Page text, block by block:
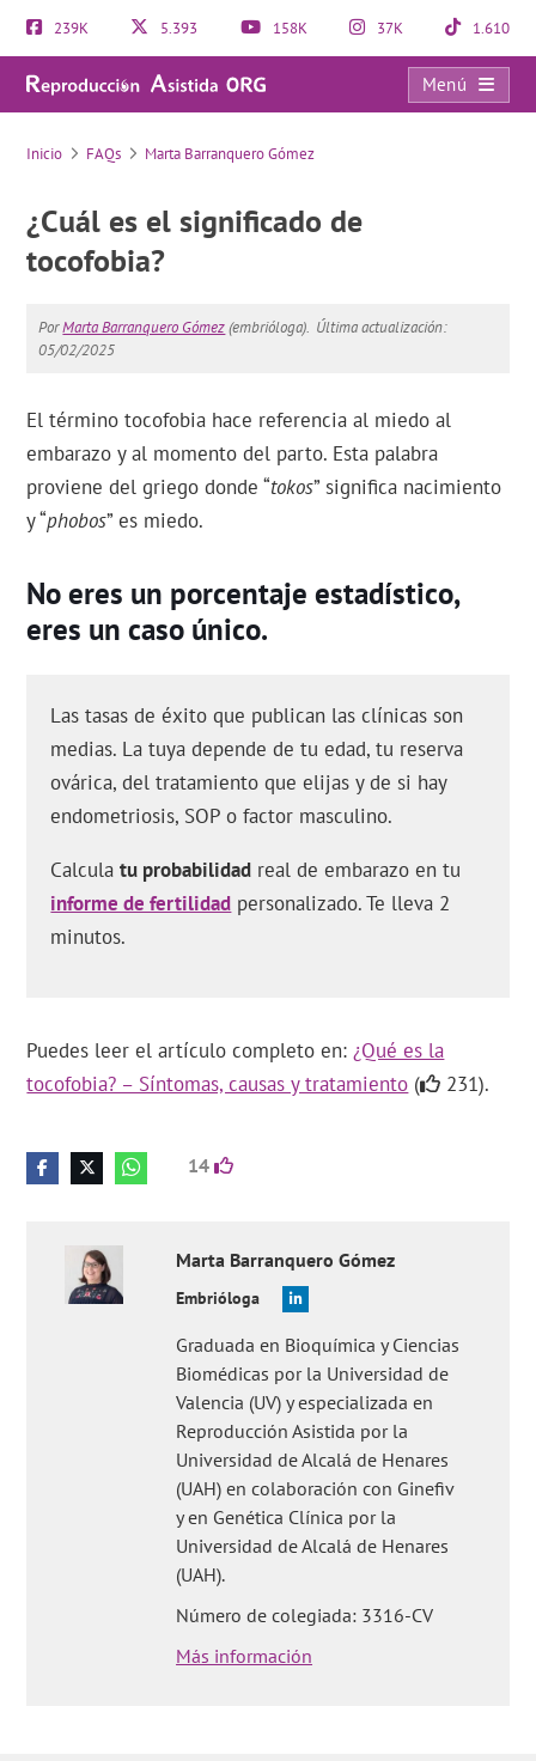
239K 5.393 158K 37K 1.610
Menú
FAQs
Inicio FAQs Marta Barranquero Gómez
¿Cuál es el significado de
tocofobia?
PorMarta Barranquero Gómez(embrióloga). Última actualización:
05/02/2025
El término tocofobia hace referencia al miedo al
embarazo y al momento del parto. Esta palabra
proviene del griego donde “tokos” significa nacimiento
y “phobos” es miedo.
No eres un porcentaje estadístico,
eres un caso único.
Las tasas de éxito que publican las clínicas son
medias. La tuya depende de tu edad, tu reserva
ovárica, del tratamiento que elijas y de si hay
endometriosis, SOP o factor masculino.
Calculatu probabilidad real de embarazo en tu
informe de fertilidad personalizado. Te lleva 2
minutos.
Puedes leer el artículo completo en:¿Qué es la
tocofobia? – Síntomas, causas y tratamiento ( 231).
14
Marta Barranquero Gómez
Embrióloga
Graduada en Bioquímica y Ciencias
Biomédicas por la Universidad de
Valencia (UV) y especializada en
Reproducción Asistida por la
Universidad de Alcalá de Henares
(UAH) en colaboración con Ginefiv
y en Genética Clínica por la
Universidad de Alcalá de Henares
(UAH).
Número de colegiada: 3316-CV
Más información